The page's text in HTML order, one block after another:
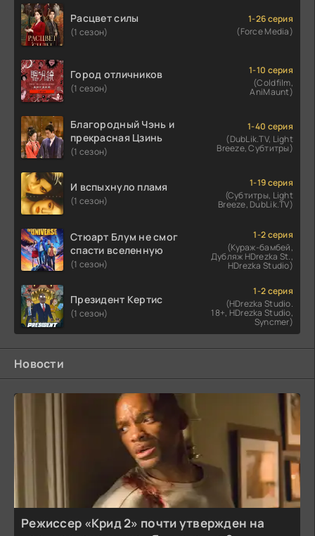
Расцвет силы
(1 сезон)
1-26 серия
(Force Media)
Город отличников
(1 сезон)
1-10 серия
(Coldfilm,
AniMaunt)
Благородный Чэнь и
прекрасная Цзинь
(1 сезон)
1-40 серия
(DubLik.TV, Light
Breeze, Субтитры)
И вспыхнуло пламя
(1 сезон)
1-19 серия
(Субтитры, Light
Breeze, DubLik.TV)
Стюарт Блум не смог
спасти вселенную
(1 сезон)
1-2 серия
(Кураж-бамбей,
Дубляж HDrezka St.,
HDrezka Studio)
Президент Кертис
(1 сезон)
1-2 серия
(HDrezka Studio.
18+, HDrezka Studio,
Syncmer)
Новости
Режиссер «Крид 2» почти утвержден на